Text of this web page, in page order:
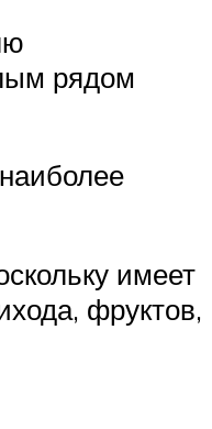
рядом
имеет
фруктов,